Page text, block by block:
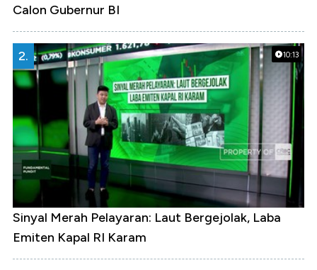
Calon Gubernur BI
10:13
2.
Sinyal Merah Pelayaran: Laut Bergejolak, Laba
Emiten Kapal RI Karam